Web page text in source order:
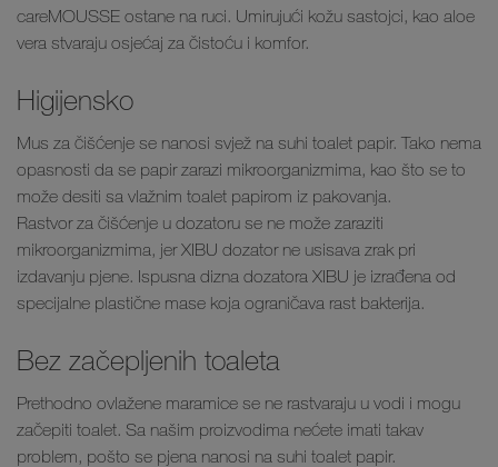
careMOUSSE ostane na ruci. Umirujući kožu sastojci, kao aloe
vera stvaraju osjećaj za čistoću i komfor.
Higijensko
Mus za čišćenje se nanosi svjež na suhi toalet papir. Tako nema
opasnosti da se papir zarazi mikroorganizmima, kao što se to
može desiti sa vlažnim toalet papirom iz pakovanja.
Rastvor za čišćenje u dozatoru se ne može zaraziti
mikroorganizmima, jer XIBU dozator ne usisava zrak pri
izdavanju pjene. Ispusna dizna dozatora XIBU je izrađena od
specijalne plastične mase koja ograničava rast bakterija.
Bez začepljenih toaleta
Prethodno ovlažene maramice se ne rastvaraju u vodi i mogu
začepiti toalet. Sa našim proizvodima nećete imati takav
problem, pošto se pjena nanosi na suhi toalet papir.